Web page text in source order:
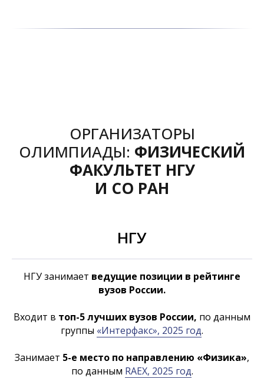
ОРГАНИЗАТОРЫ
ОЛИМПИАДЫ: ФИЗИЧЕСКИЙ
ФАКУЛЬТЕТ НГУ
И СО РАН
НГУ
НГУ занимает ведущие позиции в рейтинге
вузов России.
Входит в топ-5 лучших вузов России, по данным
группы «Интерфакс», 2025 год.
Занимает 5-е место по направлению «Физика»,
по данным RAEX, 2025 год.